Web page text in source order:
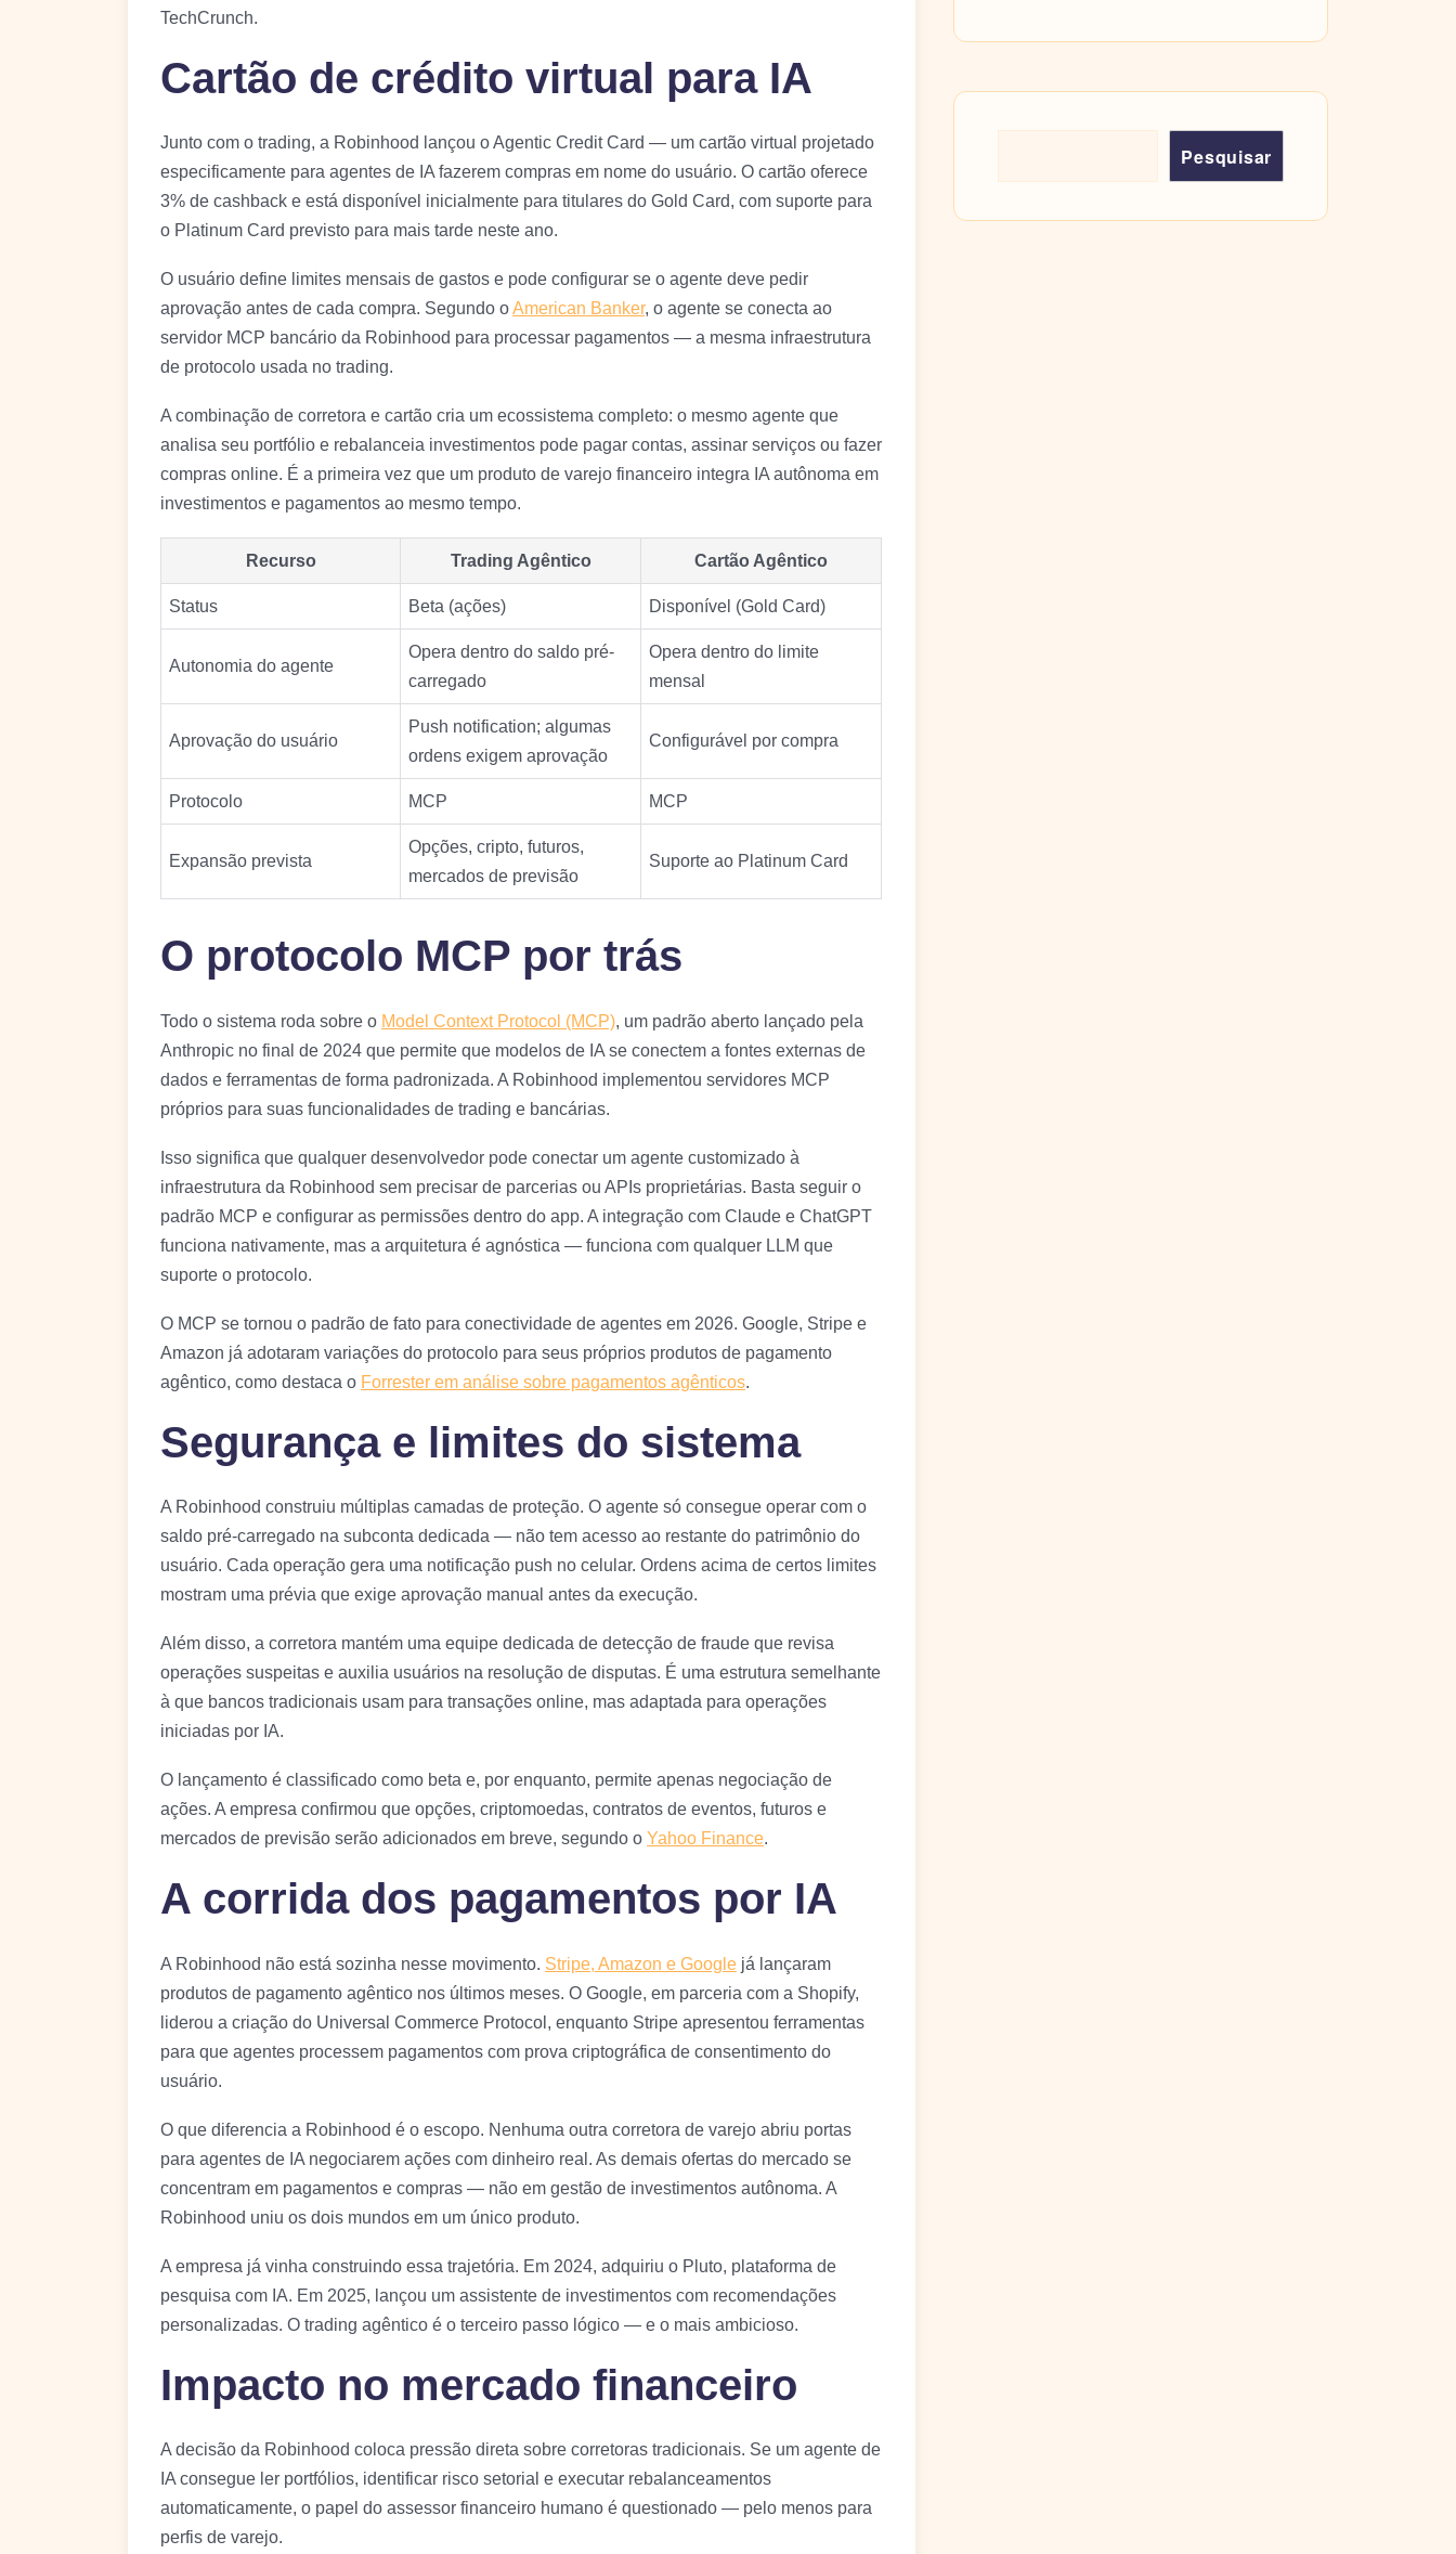
TechCrunch.
Cartão de crédito virtual para IA
Junto com o trading, a Robinhood lançou o Agentic Credit Card — um cartão virtual projetado
especificamente para agentes de IA fazerem compras em nome do usuário. O cartão oferece
3% de cashback e está disponível inicialmente para titulares do Gold Card, com suporte para
o Platinum Card previsto para mais tarde neste ano.
O usuário define limites mensais de gastos e pode configurar se o agente deve pedir
aprovação antes de cada compra. Segundo oAmerican Banker, o agente se conecta ao
servidor MCP bancário da Robinhood para processar pagamentos — a mesma infraestrutura
de protocolo usada no trading.
A combinação de corretora e cartão cria um ecossistema completo: o mesmo agente que
analisa seu portfólio e rebalanceia investimentos pode pagar contas, assinar serviços ou fazer
compras online. É a primeira vez que um produto de varejo financeiro integra IA autônoma em
investimentos e pagamentos ao mesmo tempo.
Recurso Trading Agêntico Cartão Agêntico
Status Beta (ações) Disponível (Gold Card)
Autonomia do agente
Opera dentro do saldo pré-
carregado
Opera dentro do limite
mensal
Aprovação do usuário
Push notification; algumas
ordens exigem aprovação
Configurável por compra
Protocolo MCP MCP
Expansão prevista
Opções, cripto, futuros,
mercados de previsão
Suporte ao Platinum Card
O protocolo MCP por trás
Todo o sistema roda sobre o Model Context Protocol (MCP), um padrão aberto lançado pela
Anthropic no final de 2024 que permite que modelos de IA se conectem a fontes externas de
dados e ferramentas de forma padronizada. A Robinhood implementou servidores MCP
próprios para suas funcionalidades de trading e bancárias.
Isso significa que qualquer desenvolvedor pode conectar um agente customizado à
infraestrutura da Robinhood sem precisar de parcerias ou APIs proprietárias. Basta seguir o
padrão MCP e configurar as permissões dentro do app. A integração com Claude e ChatGPT
funciona nativamente, mas a arquitetura é agnóstica — funciona com qualquer LLM que
suporte o protocolo.
O MCP se tornou o padrão de fato para conectividade de agentes em 2026. Google, Stripe e
Amazon já adotaram variações do protocolo para seus próprios produtos de pagamento
agêntico, como destaca o Forrester em análise sobre pagamentos agênticos.
Segurança e limites do sistema
A Robinhood construiu múltiplas camadas de proteção. O agente só consegue operar com o
saldo pré-carregado na subconta dedicada — não tem acesso ao restante do patrimônio do
usuário. Cada operação gera uma notificação push no celular. Ordens acima de certos limites
mostram uma prévia que exige aprovação manual antes da execução.
Além disso, a corretora mantém uma equipe dedicada de detecção de fraude que revisa
operações suspeitas e auxilia usuários na resolução de disputas. É uma estrutura semelhante
à que bancos tradicionais usam para transações online, mas adaptada para operações
iniciadas por IA.
O lançamento é classificado como beta e, por enquanto, permite apenas negociação de
ações. A empresa confirmou que opções, criptomoedas, contratos de eventos, futuros e
mercados de previsão serão adicionados em breve, segundo o Yahoo Finance.
A corrida dos pagamentos por IA
A Robinhood não está sozinha nesse movimento. Stripe, Amazon e Google já lançaram
produtos de pagamento agêntico nos últimos meses. O Google, em parceria com a Shopify,
liderou a criação do Universal Commerce Protocol, enquanto Stripe apresentou ferramentas
para que agentes processem pagamentos com prova criptográfica de consentimento do
usuário.
O que diferencia a Robinhood é o escopo. Nenhuma outra corretora de varejo abriu portas
para agentes de IA negociarem ações com dinheiro real. As demais ofertas do mercado se
concentram em pagamentos e compras — não em gestão de investimentos autônoma. A
Robinhood uniu os dois mundos em um único produto.
A empresa já vinha construindo essa trajetória. Em 2024, adquiriu o Pluto, plataforma de
pesquisa com IA. Em 2025, lançou um assistente de investimentos com recomendações
personalizadas. O trading agêntico é o terceiro passo lógico — e o mais ambicioso.
Impacto no mercado financeiro
A decisão da Robinhood coloca pressão direta sobre corretoras tradicionais. Se um agente de
IA consegue ler portfólios, identificar risco setorial e executar rebalanceamentos
automaticamente, o papel do assessor financeiro humano é questionado — pelo menos para
perfis de varejo.
Pesquisar